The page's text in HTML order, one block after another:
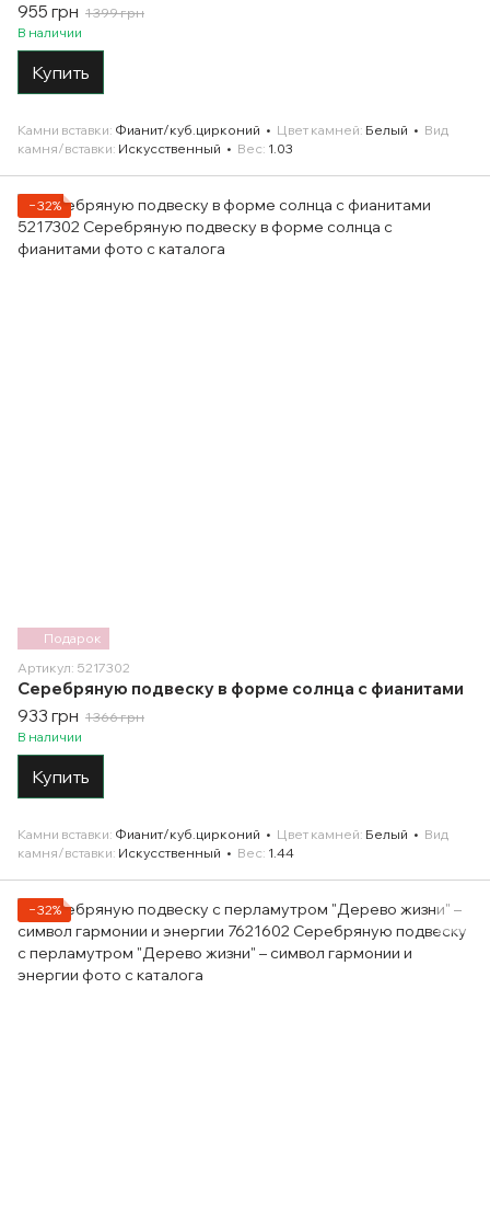
955 грн 1 399 грн
В наличии
Купить
Камни вставки Фианит/куб.цирконий Цвет камней Белый
Вид
камня/вставки Искусственный Вес 1.03
Подарок
−32%
Артикул: 5217302
Серебряную подвеску в форме солнца с фианитами
933 грн 1 366 грн
В наличии
Купить
Камни вставки Фианит/куб.цирконий Цвет камней Белый
Вид
камня/вставки Искусственный Вес 1.44
−32%